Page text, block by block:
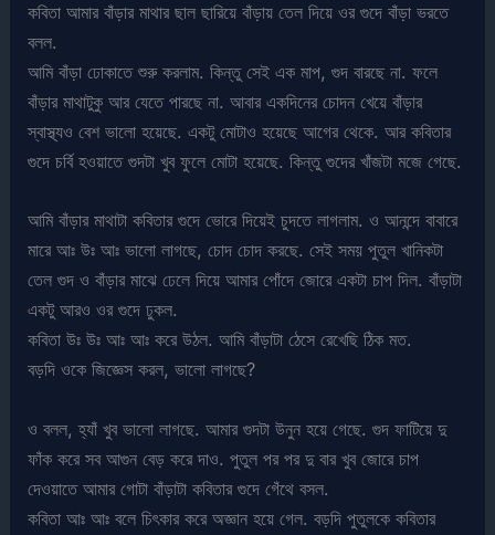
কবিতা আমার বাঁড়ার মাথার ছাল ছারিয়ে বাঁড়ায় তেল দিয়ে ওর গুদে বাঁড়া ভরতে
বলল.
আমি বাঁড়া ঢোকাতে শুরু করলাম. কিন্তু সেই এক মাপ, গুদ বারছে না. ফলে
বাঁড়ার মাথাটুকু আর যেতে পারছে না. আবার একদিনের চোদন খেয়ে বাঁড়ার
স্বাস্থ্যও বেশ ভালো হয়েছে. একটু মোটাও হয়েছে আগের থেকে. আর কবিতার
গুদে চর্বি হওয়াতে গুদটা খুব ফুলে মোটা হয়েছে. কিন্তু গুদের খাঁজটা মজে গেছে.
আমি বাঁড়ার মাথাটা কবিতার গুদে ভোরে দিয়েই চুদতে লাগলাম. ও আনন্দে বাবারে
মারে আঃ উঃ আঃ ভালো লাগছে, চোদ চোদ করছে. সেই সময় পুতুল খানিকটা
তেল গুদ ও বাঁড়ার মাঝে ঢেলে দিয়ে আমার পোঁদে জোরে একটা চাপ দিল. বাঁড়াটা
একটু আরও ওর গুদে ঢুকল.
কবিতা উঃ উঃ আঃ আঃ করে উঠল. আমি বাঁড়াটা ঠেসে রেখেছি ঠিক মত.
বড়দি ওকে জিজ্ঞেস করল, ভালো লাগছে?
ও বলল, হ্যাঁ খুব ভালো লাগছে. আমার গুদটা উনুন হয়ে গেছে. গুদ ফাটিয়ে দু
ফাঁক করে সব আগুন বেড় করে দাও. পুতুল পর পর দু বার খুব জোরে চাপ
দেওয়াতে আমার গোটা বাঁড়াটা কবিতার গুদে গেঁথে বসল.
কবিতা আঃ আঃ বলে চিৎকার করে অজ্ঞান হয়ে গেল. বড়দি পুতুলকে কবিতার